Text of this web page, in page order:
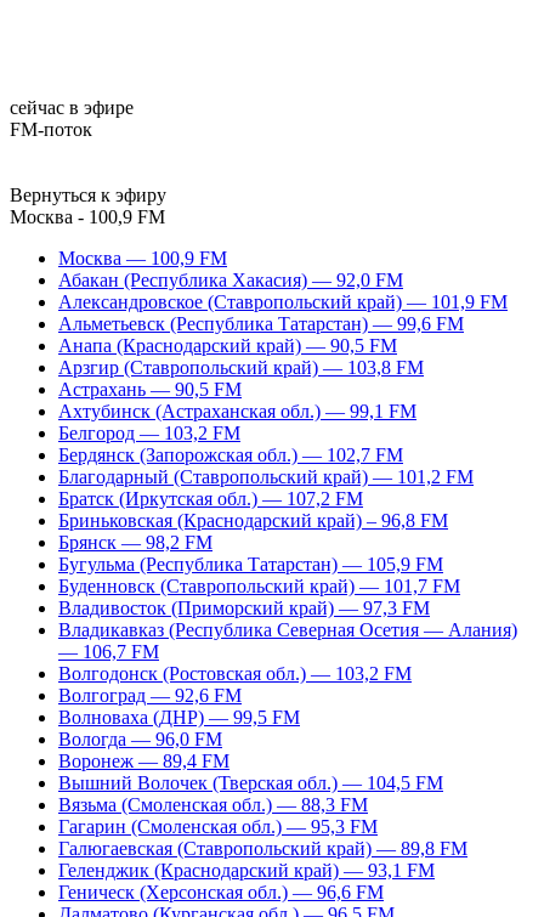
сейчас в эфире
FM-поток
Вернуться к эфиру
Москва - 100,9 FM
Москва — 100,9 FM
Абакан (Республика Хакасия) — 92,0 FM
Александровское (Ставропольский край) — 101,9 FM
Альметьевск (Республика Татарстан) — 99,6 FM
Анапа (Краснодарский край) — 90,5 FM
Арзгир (Ставропольский край) — 103,8 FM
Астрахань — 90,5 FM
Ахтубинск (Астраханская обл.) — 99,1 FM
Белгород — 103,2 FM
Бердянск (Запорожская обл.) — 102,7 FM
Благодарный (Ставропольский край) — 101,2 FM
Братск (Иркутская обл.) — 107,2 FM
Бриньковская (Краснодарский край) – 96,8 FM
Брянск — 98,2 FM
Бугульма (Республика Татарстан) — 105,9 FM
Буденновск (Ставропольский край) — 101,7 FM
Владивосток (Приморский край) — 97,3 FM
Владикавказ (Республика Северная Осетия — Алания)
— 106,7 FM
Волгодонск (Ростовская обл.) — 103,2 FM
Волгоград — 92,6 FM
Волноваха (ДНР) — 99,5 FM
Вологда — 96,0 FM
Воронеж — 89,4 FM
Вышний Волочек (Тверская обл.) — 104,5 FM
Вязьма (Смоленская обл.) — 88,3 FM
Гагарин (Смоленская обл.) — 95,3 FM
Галюгаевская (Ставропольский край) — 89,8 FM
Геленджик (Краснодарский край) — 93,1 FM
Геническ (Херсонская обл.) — 96,6 FM